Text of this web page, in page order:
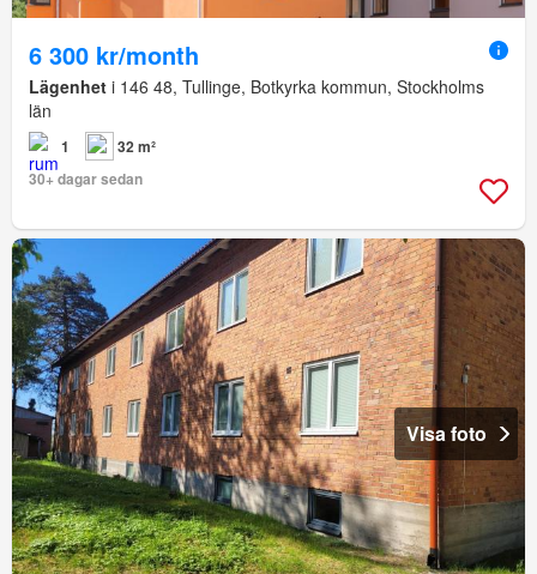
6 300 kr/month
Lägenhet i 146 48, Tullinge, Botkyrka kommun, Stockholms
län
1
32 m²
30+ dagar sedan
Visa foto